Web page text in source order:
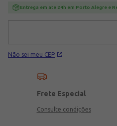
Entrega em ate 24h em Porto Alegre e
Não sei meu CEP
Frete Especial
Consulte condições